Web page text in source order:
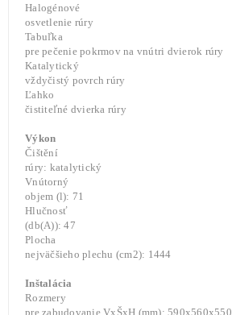
Halogénové
osvetlenie rúry
Tabuľka
pre pečenie pokrmov na vnútri dvierok rúry
Katalytický
vždyčistý povrch rúry
Ľahko
čistiteľné dvierka rúry
Výkon
Čištění
rúry: katalytický
Vnútorný
objem (l): 71
Hlučnosť
(db(A)): 47
Plocha
nejväčšieho plechu (cm2): 1444
Inštalácia
Rozmery
pre zabudovanie VxŠxH (mm): 590x560x550